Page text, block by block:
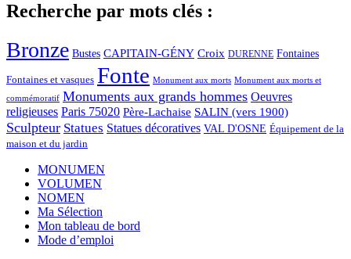
Recherche par mots clés :
Bronze Bustes CAPITAIN-GÉNY Croix DURENNE Fontaines
Fontaines et vasques Fonte Monument aux morts Monument aux morts et
commémoratif Monuments aux grands hommes Oeuvres
religieuses Paris 75020 Père-Lachaise SALIN (vers 1900)
Sculpteur Statues Statues décoratives VAL D'OSNE Équipement de la
maison et du jardin
MONUMEN
VOLUMEN
NOMEN
Ma Sélection
Mon tableau de bord
Mode d’emploi